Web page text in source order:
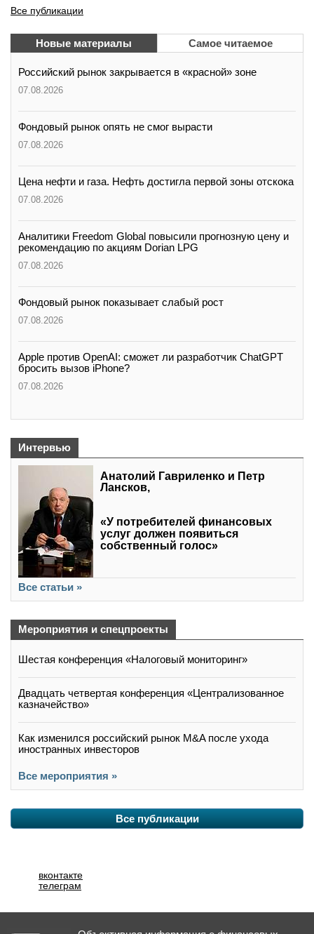
Все публикации
Новые материалы Самое читаемое
Российский рынок закрывается в «красной» зоне
07.08.2026
Фондовый рынок опять не смог вырасти
07.08.2026
Цена нефти и газа. Нефть достигла первой зоны отскока
07.08.2026
Аналитики Freedom Global повысили прогнозную цену и
рекомендацию по акциям Dorian LPG
07.08.2026
Фондовый рынок показывает слабый рост
07.08.2026
Apple против OpenAI: сможет ли разработчик ChatGPT
бросить вызов iPhone?
07.08.2026
Интервью
Анатолий Гавриленко и Петр
Лансков,
«У потребителей финансовых
услуг должен появиться
собственный голос»
Все статьи »
Мероприятия и спецпроекты
Шестая конференция «Налоговый мониторинг»
Двадцать четвертая конференция «Централизованное
казначейство»
Как изменился российский рынок M&A после ухода
иностранных инвесторов
Все мероприятия »
Все публикации
вконтакте
телеграм